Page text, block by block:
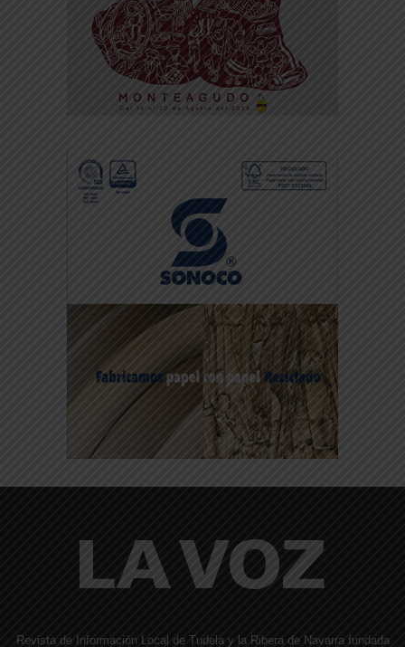
Revista de Información Local de Tudela y la Ribera de Navarra fundada